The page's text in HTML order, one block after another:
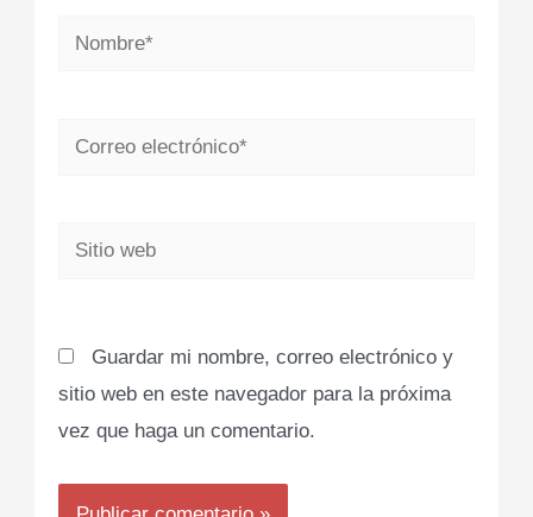
Nombre*
Correo
Sitio
Guardar mi nombre, correo electrónico y
sitio web en este navegador para la próxima
vez que haga un comentario.